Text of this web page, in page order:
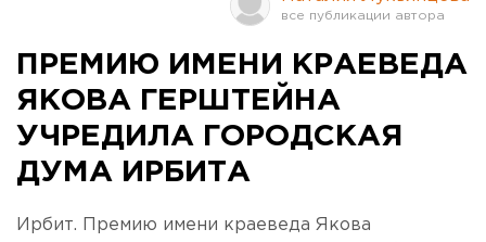
ПРЕМИЮ ИМЕНИ КРАЕВЕДА
ЯКОВА ГЕРШТЕЙНА
УЧРЕДИЛА ГОРОДСКАЯ
ДУМА ИРБИТА
Ирбит. Премию имени краеведа Якова